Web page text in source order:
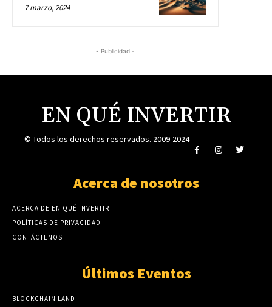
7 marzo, 2024
- Publicidad -
EN QUÉ INVERTIR
© Todos los derechos reservados. 2009-2024
Acerca de nosotros
ACERCA DE EN QUÉ INVERTIR
POLÍTICAS DE PRIVACIDAD
CONTÁCTENOS
Últimos Eventos
BLOCKCHAIN LAND